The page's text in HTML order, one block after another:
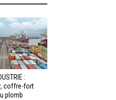
:
coffre-fort
plomb